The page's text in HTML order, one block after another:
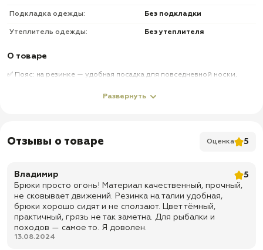
Подкладка одежды: Без подкладки
Утеплитель одежды: Без утеплителя
О товаре
✅ Пояс: на резинке — удобная посадка для повседневной носки,
✅ Шлевки: под ремень — позволяют дополнительно зафиксировать
телефона, документов, ключей и других необходимых мелочей
✅ Расцветка: темный Тигр
✅ Ткань: смесовка — практичный материал для города, рыбалки,
охоты, туризма и тактического стиля
✅ Производитель: Бабек
✅ Назначение: городская носка, активный отдых, рыбалка, охота,
Развернуть
Отзывы о товаре Оценка 5
Владимир
5
Брюки просто огонь! Материал качественный, прочный,
не сковывает движений. Резинка на талии удобная,
брюки хорошо сидят и не сползают. Цвет тёмный,
практичный, грязь не так заметна. Для рыбалки и
походов — самое то. Я доволен.
13.08.2024